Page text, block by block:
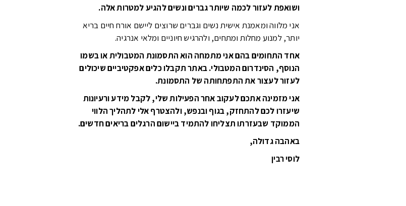
ושואפת לעזור לכמה שיותר גברים ונשים להגיע למטרות אלה.
אני מלווה ומאמנת אישית נשים וגברים שרוצים ליישם אורח חיים בריא
יותר, למנוע מחלות ומתחים, ולהרגיש חיוניים ומלאי אנרגיה.
אחד התחומים בהם אני מתמחה הוא התסמונת המטבולית או בשמו
הנוסף, הסינדרום המטבולי. באתר תקבלו כלים אפקטיביים שיכולים
לעזור לעצור את התפתחותה של התסמונת.
אני מזמינה אתכם לעקוב אחר הפעילות שלי, לקבל מידע ורעיונות
שיעזרו לכם להתחזק, בגוף ובנפש,ולהצטרף אלי לתהליך הלווי
הממוקד שבעזרתו תצליחו להתמיד ביישום הרגלים בריאים חדשים.
באהבה גדולה,
לוסי רבין